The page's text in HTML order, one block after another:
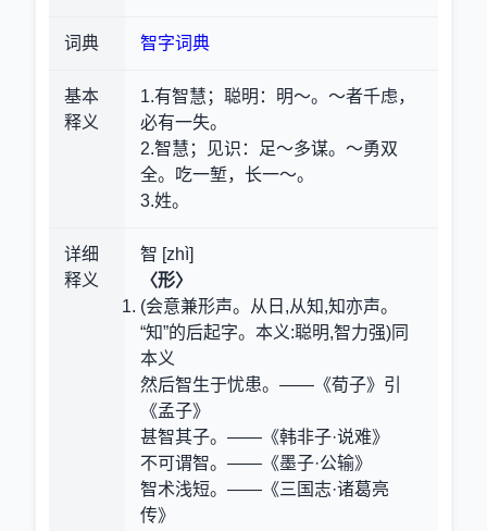
词典 智字词典
基本
释义
1.有智慧；聪明 ：明～。～者千虑，
必有一失。
2.智慧；见识 ：足～多谋。～勇双
全。吃一堑，长一～。
3.姓。
详细
释义
智 [zhì]
〈形〉
(会意兼形声。从日,从知,知亦声。
“知”的后起字。本义:聪明,智力强)同
本义
然后智生于忧患。——《荀子》引
《孟子》
甚智其子。——《韩非子·说难》
不可谓智。——《墨子·公输》
智术浅短。——《三国志·诸葛亮
传》